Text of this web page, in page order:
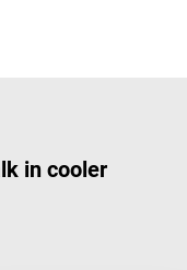
in cooler